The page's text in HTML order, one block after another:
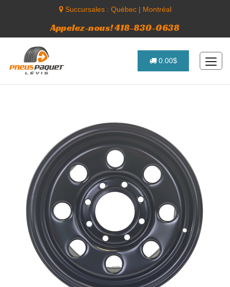
Succursales : Québec| Montréal
Appelez-nous! 418-830-0638
0.00$